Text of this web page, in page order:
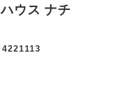
ウス ナチ
4221113